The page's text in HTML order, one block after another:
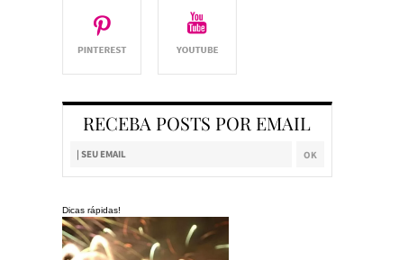
RECEBA POSTS POR EMAIL
Dicas rápidas!